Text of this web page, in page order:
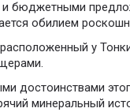
бюджетными
обилием
у
достоинствами
минеральный